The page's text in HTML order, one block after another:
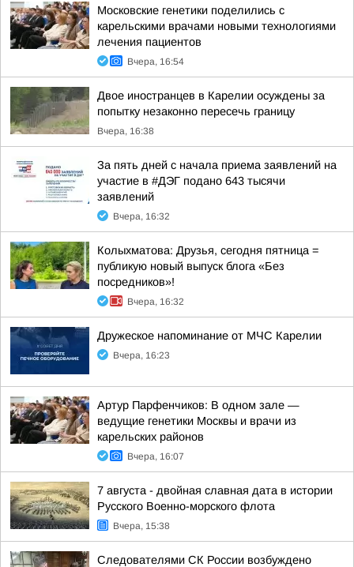
Московские генетики поделились с
карельскими врачами новыми технологиями
лечения пациентов
Вчера, 16:54
Двое иностранцев в Карелии осуждены за
попытку незаконно пересечь границу
Вчера, 16:38
За пять дней с начала приема заявлений на
участие в #ДЭГ подано 643 тысячи
заявлений
Вчера, 16:32
Колыхматова: Друзья, сегодня пятница =
публикую новый выпуск блога «Без
посредников»!
Вчера, 16:32
Дружеское напоминание от МЧС Карелии
Вчера, 16:23
Артур Парфенчиков: В одном зале —
ведущие генетики Москвы и врачи из
карельских районов
Вчера, 16:07
7 августа - двойная славная дата в истории
Русского Военно-морского флота
Вчера, 15:38
Следователями СК России возбуждено